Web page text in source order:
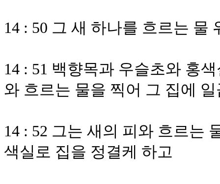
14 : 50 그 새 하나를 흐르는 물
14 : 51 백향목과 우슬초와 홍
와 흐르는 물을 찍어 그 집에
14 : 52 그는 새의 피와 흐르는
색실로 집을 정결케 하고